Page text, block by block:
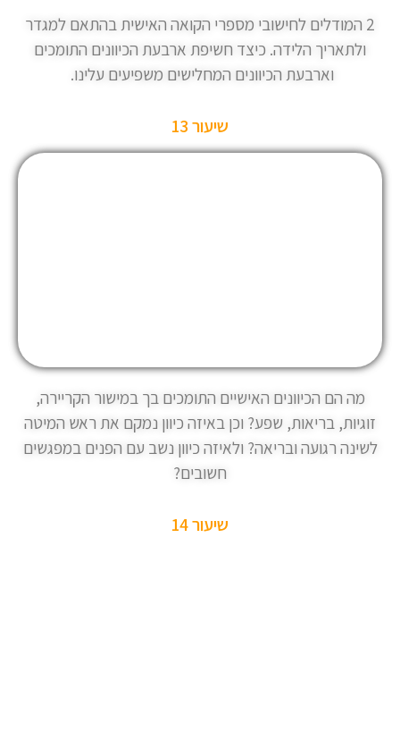
2 המודלים לחישובי מספרי הקואה האישית בהתאם למגדר
ולתאריך הלידה. כיצד חשיפת ארבעת הכיוונים התומכים
וארבעת הכיוונים המחלישים משפיעים עלינו.
שיעור 13
מה הם הכיוונים האישיים התומכים בך במישור הקריירה,
זוגיות, בריאות, שפע? וכן באיזה כיוון נמקם את ראש המיטה
לשינה רגועה ובריאה? ולאיזה כיוון נשב עם הפנים במפגשים
חשובים?
שיעור 14